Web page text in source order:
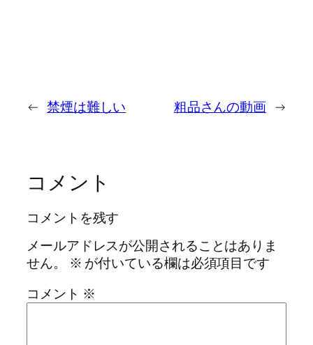
← 禁煙は難しい 粗品さんの動画 →
コメント
コメントを残す
メールアドレスが公開されることはありま
せん。
※ が付いている欄は必須項目です
コメント ※